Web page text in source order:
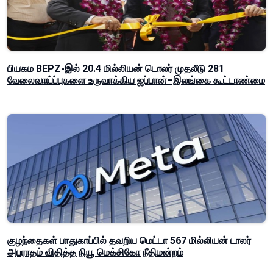
பியகம BEPZ-இல் 20.4 மில்லியன் டொலர் முதலீடு 281
வேலைவாய்ப்புகளை உருவாக்கிய ஜப்பான்–இலங்கை கூட்டாண்மை
குழந்தைகள் பாதுகாப்பில் தவறிய மெட்டா 567 மில்லியன் டாலர்
அபராதம் விதித்த நியூ மெக்சிகோ நீதிமன்றம்